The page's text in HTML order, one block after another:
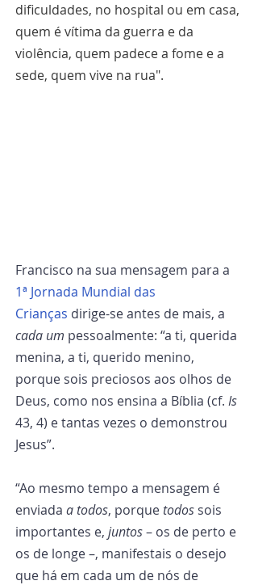
dificuldades, no hospital ou em casa,
quem é vítima da guerra e da
violência, quem padece a fome e a
sede, quem vive na rua".
Francisco na sua mensagem para a
1ª Jornada Mundial das
Crianças dirige-se antes de mais, a
cada um pessoalmente: “a ti, querida
menina, a ti, querido menino,
porque sois preciosos aos olhos de
Deus, como nos ensina a Bíblia (cf. Is
43, 4) e tantas vezes o demonstrou
Jesus”.
“Ao mesmo tempo a mensagem é
enviada a todos, porque todos sois
importantes e, juntos – os de perto e
os de longe –, manifestais o desejo
que há em cada um de nós de